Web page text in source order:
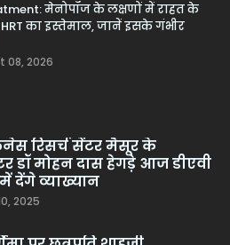
मेनोपॉज के लक्षणों में राहत के
का इस्तेमाल, जानें इसके गंभीर
08, 2026
रिसर्च सेंटर मैसूर के
डॉ मोहन दास हेगड़े आज डीएवी
देंगे व्याख्यान
2025